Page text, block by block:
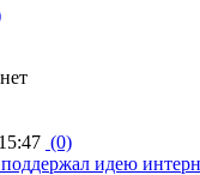
(0)
идею